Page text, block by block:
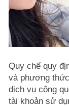
Quy chế quy
và phương
dịch vụ công
tài khoản sử